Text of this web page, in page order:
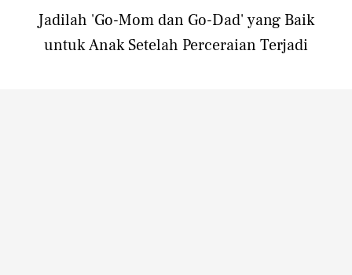
Jadilah 'Go-Mom dan Go-Dad' yang Baik
untuk Anak Setelah Perceraian Terjadi